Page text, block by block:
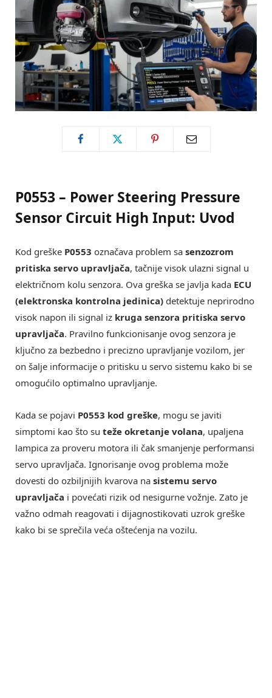
P0553 – Power Steering Pressure
Sensor Circuit High Input: Uvod
Kod greške P0553 označava problem sa senzozrom
pritiska servo upravljača, tačnije visok ulazni signal u
električnom kolu senzora. Ova greška se javlja kada ECU
(elektronska kontrolna jedinica) detektuje neprirodno
visok napon ili signal iz kruga senzora pritiska servo
upravljača. Pravilno funkcionisanje ovog senzora je
ključno za bezbedno i precizno upravljanje vozilom, jer
on šalje informacije o pritisku u servo sistemu kako bi se
omogućilo optimalno upravljanje.
Kada se pojavi P0553 kod greške, mogu se javiti
simptomi kao što su teže okretanje volana, upaljena
lampica za proveru motora ili čak smanjenje performansi
servo upravljača. Ignorisanje ovog problema može
dovesti do ozbiljnijih kvarova na sistemu servo
upravljača i povećati rizik od nesigurne vožnje. Zato je
važno odmah reagovati i dijagnostikovati uzrok greške
kako bi se sprečila veća oštećenja na vozilu.